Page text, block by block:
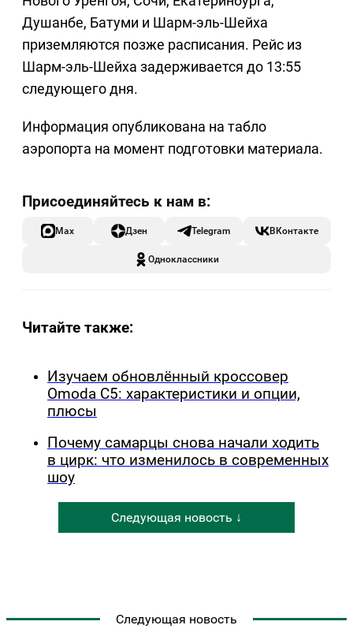
Душанбе, Батуми и Шарм-эль-Шейха
приземляются позже расписания. Рейс из
Шарм-эль-Шейха задерживается до 13:55
следующего дня.
Информация опубликована на табло
аэропорта на момент подготовки материала.
Max Дзен Telegram ВКонтакте
Одноклассники
Читайте также:
Изучаем обновлённый кроссовер
Omoda C5: характеристики и опции,
плюсы
Почему самарцы снова начали ходить
в цирк: что изменилось в современных
шоу
Следующая новость ↓
Следующая новость